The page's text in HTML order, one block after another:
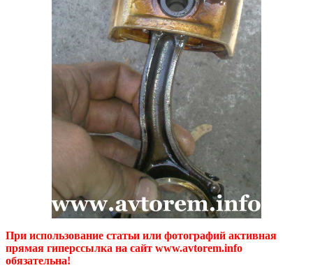
При использование статьи или фотографий активная
прямая гиперссылка на сайт www.avtorem.info
обязательна!